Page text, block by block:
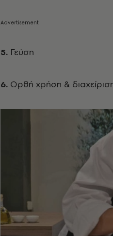
5. Γεύση
6. Ορθή χρήση &